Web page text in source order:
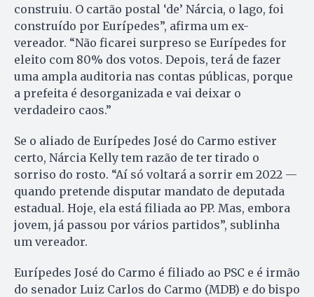
construiu. O cartão postal ‘de’ Nárcia, o lago, foi
construído por Eurípedes”, afirma um ex-
vereador. “Não ficarei surpreso se Eurípedes for
eleito com 80% dos votos. Depois, terá de fazer
uma ampla auditoria nas contas públicas, porque
a prefeita é desorganizada e vai deixar o
verdadeiro caos.”
Se o aliado de Eurípedes José do Carmo estiver
certo, Nárcia Kelly tem razão de ter tirado o
sorriso do rosto. “Aí só voltará a sorrir em 2022 —
quando pretende disputar mandato de deputada
estadual. Hoje, ela está filiada ao PP. Mas, embora
jovem, já passou por vários partidos”, sublinha
um vereador.
Eurípedes José do Carmo é filiado ao PSC e é irmão
do senador Luiz Carlos do Carmo (MDB) e do bispo